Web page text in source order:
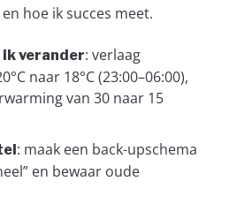
hoe ik succes meet.
ik verander: verlaag
naar 18°C (23:00–06:00),
van 30 naar 15
: maak een back-upschema
en bewaar oude